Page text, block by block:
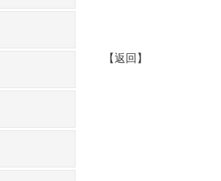
【返回 】